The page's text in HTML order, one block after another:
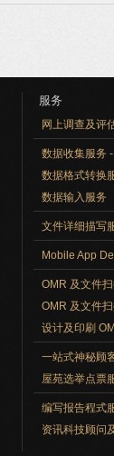
服务
网上调查及评
数据收集服务
数据格式转换
数据输入服务
文件详细描写
Mobile App
OMR 及文件
OMR 及文件
设计及印刷
一站式神秘顾
屋苑选举点票
编写报告程式
资讯科技顾问